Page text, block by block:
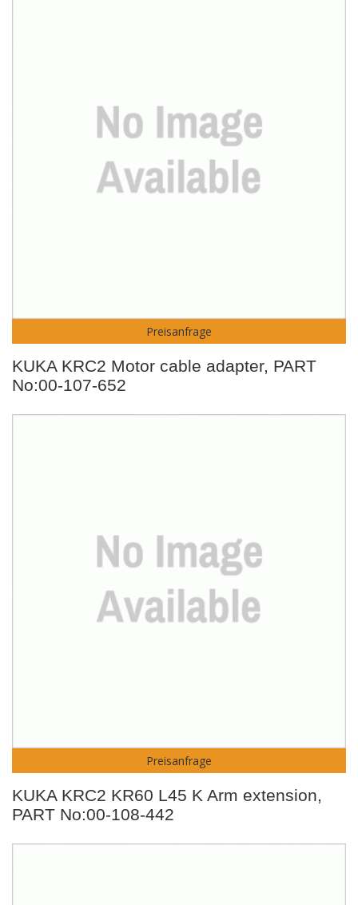
Preisanfrage
KUKA KRC2 Motor cable adapter, PART
No:00-107-652
Preisanfrage
KUKA KRC2 KR60 L45 K Arm extension,
PART No:00-108-442